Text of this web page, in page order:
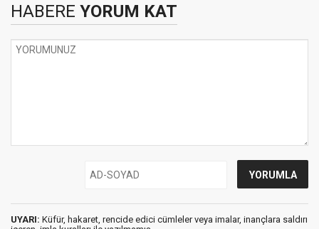
HABERE YORUM KAT
UYARI: Küfür, hakaret, rencide edici cümleler veya imalar, inançlara saldırı